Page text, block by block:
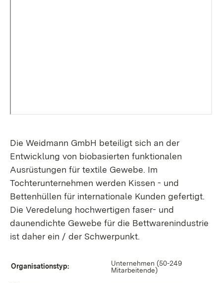
Die Weidmann GmbH beteiligt sich an der
Entwicklung von biobasierten funktionalen
Ausrüstungen für textile Gewebe. Im
Tochterunternehmen werden Kissen - und
Bettenhüllen für internationale Kunden gefertigt.
Die Veredelung hochwertigen faser- und
daunendichte Gewebe für die Bettwarenindustrie
ist daher ein / der Schwerpunkt.
Organisationstyp:
Unternehmen (50-249
Mitarbeitende)